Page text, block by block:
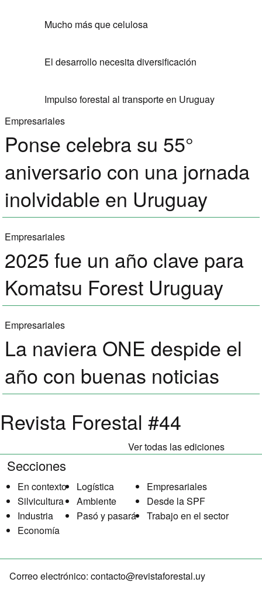
Mucho más que celulosa
El desarrollo necesita diversificación
Impulso forestal al transporte en Uruguay
Empresariales
Ponse celebra su 55°
aniversario con una jornada
inolvidable en Uruguay
Empresariales
2025 fue un año clave para
Komatsu Forest Uruguay
Empresariales
La naviera ONE despide el
año con buenas noticias
Revista Forestal #44
Ver todas las ediciones
Secciones
En contexto
Silvicultura
Industria
Economía
Logística
Ambiente
Pasó y pasará
Empresariales
Desde la SPF
Trabajo en el sector
Correo electrónico: contacto@revistaforestal.uy